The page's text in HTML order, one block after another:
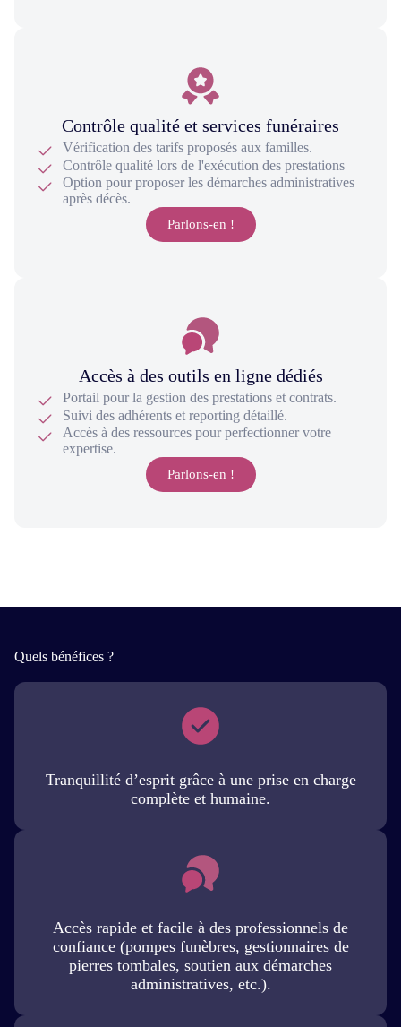
Contrôle qualité et services funéraires
Vérification des tarifs proposés aux familles.
Contrôle qualité lors de l'exécution des prestations
Option pour proposer les démarches administratives
après décès.
Parlons-en !
Accès à des outils en ligne dédiés
Portail pour la gestion des prestations et contrats.
Suivi des adhérents et reporting détaillé.
Accès à des ressources pour perfectionner votre
expertise.
Parlons-en !
Quels bénéfices ?
Tranquillité d’esprit grâce à une prise en charge
complète et humaine.
Accès rapide et facile à des professionnels de
confiance (pompes funèbres, gestionnaires de
pierres tombales, soutien aux démarches
administratives, etc.).